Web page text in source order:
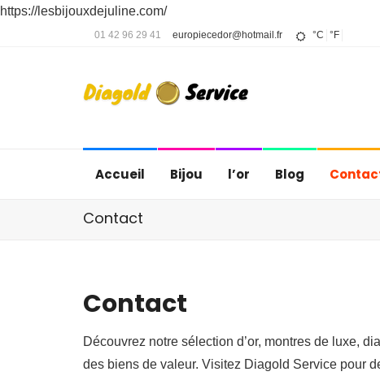
https://lesbijouxdejuline.com/
01 42 96 29 41 europiecedor@hotmail.fr °C °F
Accueil Bijou l’or Blog
Contact
Contact
Découvrez notre sélection d’or, montres de luxe,
des biens de valeur. Visitez Diagold Service pour